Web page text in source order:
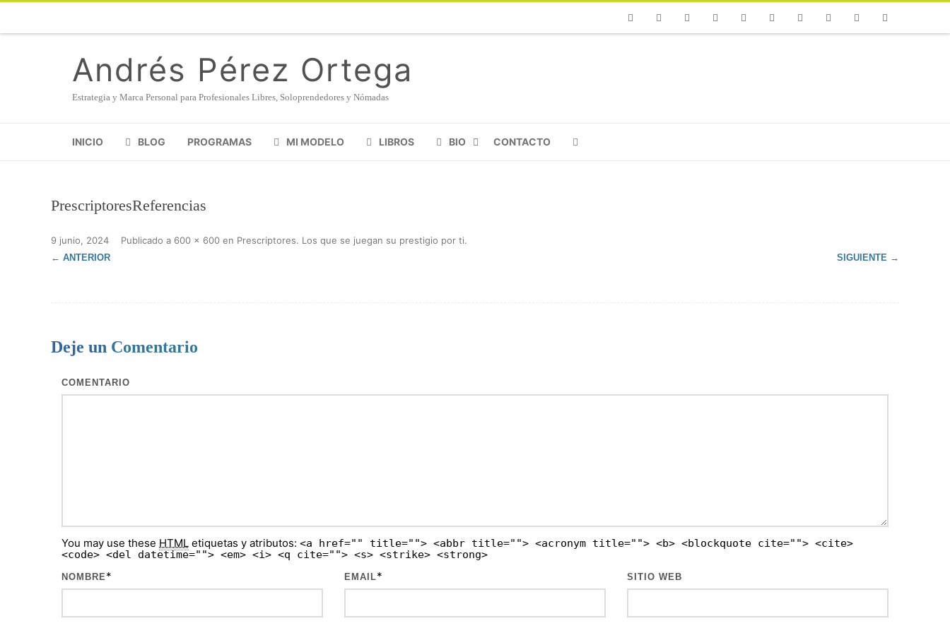
Andrés Pérez Ortega
Estrategia y Marca Personal para Profesionales Libres, Soloprendedores y Nómadas
INICIO BLOG PROGRAMAS MI MODELO LIBROS BIO CONTACTO
PrescriptoresReferencias
Publicado
9 junio, 2024 a 600 × 600 en Prescriptores. Los que se juegan su prestigio por ti.
← ANTERIOR SIGUIENTE →
Deje un Comentario
COMENTARIO
You may use these HTML etiquetas y atributos: <a href="" title=""> <abbr title=""> <acronym title=""> <b> <blockquote cite=""> <cite>
<code> <del datetime=""> <em> <i> <q cite=""> <s> <strike> <strong>
NOMBRE* EMAIL* SITIO WEB